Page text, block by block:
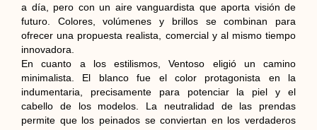
a día, pero con un aire vanguardista que aporta visión de
futuro. Colores, volúmenes y brillos se combinan para
ofrecer una propuesta realista, comercial y al mismo tiempo
innovadora.
En cuanto a los estilismos, Ventoso eligió un camino
minimalista. El blanco fue el color protagonista en la
indumentaria, precisamente para potenciar la piel y el
cabello de los modelos. La neutralidad de las prendas
permite que los peinados se conviertan en los verdaderos